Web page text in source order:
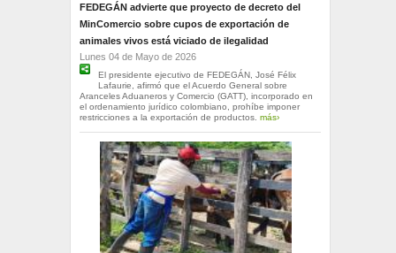
FEDEGÁN advierte que proyecto de decreto del
MinComercio sobre cupos de exportación de
animales vivos está viciado de ilegalidad
Lunes 04 de Mayo de 2026
El presidente ejecutivo de FEDEGÁN, José Félix
Lafaurie, afirmó que el Acuerdo General sobre
Aranceles Aduaneros y Comercio (GATT), incorporado en
el ordenamiento jurídico colombiano, prohíbe imponer
restricciones a la exportación de productos. más›